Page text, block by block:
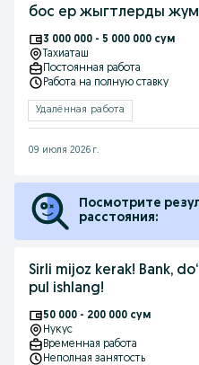
бос ер жыгтлерды
3 000 000 - 5 000 000 сум
Тахиаташ
Постоянная работа
Работа на полную ставку
Удалённая работа
09 июля 2026 г.
Посмотрите
расстояния:
Sirli mijoz kerak! Bank,
pul ishlang!
50 000 - 200 000 сум
Нукус
Временная работа
Неполная занятость